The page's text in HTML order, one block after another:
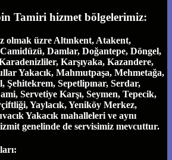
Tamiri hizmet bölgelerimiz:
olmak üzre Altınkent, Atakent,
Damlar, Doğantepe, Döngel,
Karşıyaka, Kazandere,
Yakacık, Mahmutpaşa, Mehmetağa,
Şehitekrem, Sepetlipınar, Serdar,
Servetiye Karşı, Seymen, Tepecik,
Yaylacık, Yeniköy Merkez,
Yakacık mahalleleri ve aynı
genelinde de servisimiz mevcuttur.